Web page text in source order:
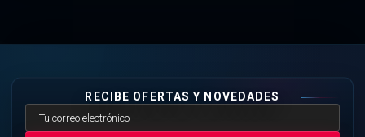
RECIBE OFERTAS Y NOVEDADES